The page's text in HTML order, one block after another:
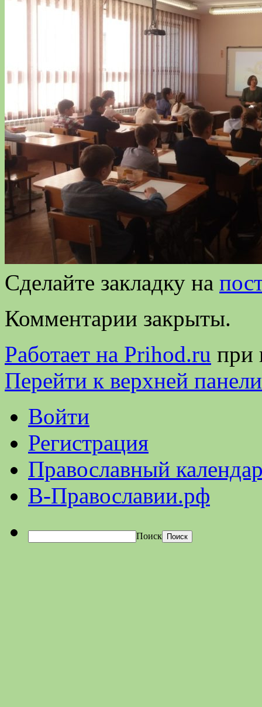
Сделайте закладку на
Комментарии закрыты.
Работает на Prihod.ru при
Перейти к верхней панели
Войти
Регистрация
Православный
В-Православии.рф
Поиск